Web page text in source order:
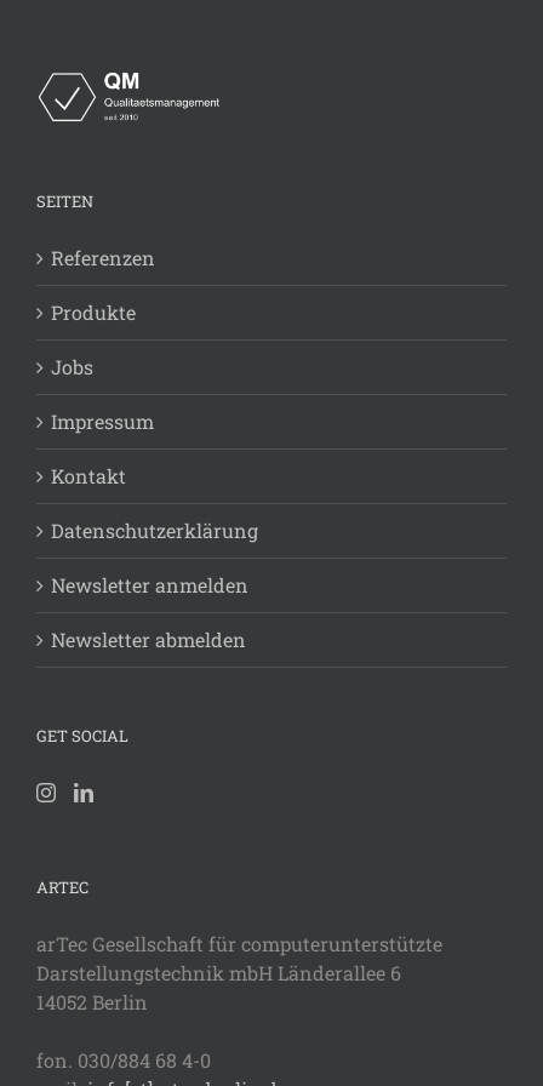
SEITEN
Referenzen
Produkte
Jobs
Impressum
Kontakt
Datenschutzerklärung
Newsletter anmelden
Newsletter abmelden
GET SOCIAL
ARTEC
arTec Gesellschaft für computerunterstützte
Darstellungstechnik mbH Länderallee 6
14052 Berlin
fon. 030/884 68 4-0